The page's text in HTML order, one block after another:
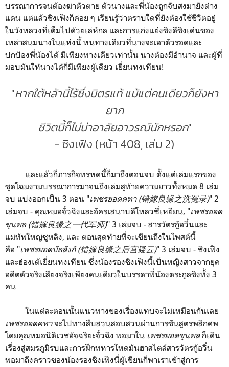
บรรณาการจนต้องฆ่าตัวตาย ตัวนางและพี่น้องถูกจับส่งมายังต่าง
แดน แต่แล้วชิงเฟิงก็ค่อย ๆ เรียนรู้ว่าตราบใดที่ยังต้องใช้ชีวิตอยู่
ในวังหลวงที่เต็มไปด้วยเล่ห์กล และการแก่งแย่งชิงดีชิงเด่นของ
เหล่าสนมนางในแห่งนี้ หนทางเดียวที่นางจะเอาตัวรอดและ
ปกป้องพี่น้องได้ มีเพียงทางเดียวเท่านั้น นางต้องมีอำนาจ และผู้ที่
มอบมันให้นางได้ก็มีเพียงผู้เดียว เยี่ยนหงเทียน!
"หากใต้หล้านี้ไร้ซึ่งมิตรแท้ แม้แต่คนเดียวก็ยังหา
ยาก
ชีวิตนี้ก็ไม่น่าอาลัยอาวรณ์นักหรอก"
- ชิงเฟิง (หน้า 408, เล่ม 2)
และแล้วก็ภารกิจทรหดนี้ก็มาถึงตอนจบ ตั้งแต่เล่มแรกของ
ชุดโฉมงามบรรณาการมาจนถึงเล่มสุท้ายความยาวทั้งหมด 8 เล่ม
จบ แบ่งออกเป็น 3 ตอน "เพชรยอดคทา (错嫁良缘之洗冤录)" 2
เล่มจบ - คุณหมอจั๋วฉิงและอัครเสนาบดีโหลวซี่เหยียน, "เพชรยอด
ขุนพล (错嫁良缘之一代军师)" 3 เล่มจบ - สารวัตรกู้อวิ๋นและ
แม่ทัพใหญ่ซู่หลิง, และ ตอนสุดท้ายที่จะเขียนถึงในโพสต์นี้
คือ "เพชรยอดบัลลังก์ (错嫁良缘之后宫疑云)" 3 เล่มจบ - ชิงเฟิง
และฮ่องเต้เยี่ยนหงเทียน ซึ่งน้องรองชิงเฟิงนี้เป็นหญิงสาวจากยุค
อดีตตัวจริงเสียงจริงเพียงคนเดียวในบรรดาพี่น้องตระกูลชิงทั้ง 3
คน
ในแต่ละตอนนั้นแนวทางของเรื่องแทบจะไม่เหมือนกันเลย
เพชรยอดคทาจะไปทางสืบสวนสอบสวนผ่านการชันสูตรพลิกศพ
โดยคุณหมอนิติเวชอัจฉริยะจั๋วฉิง พอมาใน เพชรยอดขุนพลก็เดิน
เรื่องสู่สมรภูมิรบและการฝึกทหารโหดมันฮาสไตล์สารวัตรกู้อวิ๋น
พอมาถึงคราวของน้องรองชิงเฟิงนี่ผู้เขียนก็พาเราเข้าสู่การ